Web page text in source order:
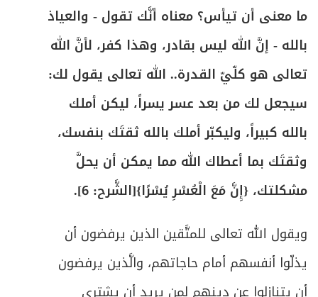
ما معنى أن تيأس؟ معناه أنَّك تقول - والعياذ
بالله - إنَّ الله ليس بقادر، وهذا كفر، لأنَّ الله
تعالى هو كلّيّ القدرة.. الله تعالى يقول لك:
سيجعل لك من بعد عسر يسراً، ليكن أملك
بالله كبيراً، وليكبّر أملك بالله ثقتَك بنفسك،
وثقتَك بما أعطاك الله مما يمكن أن يحلَّ
مشكلتك، {إِنَّ مَعَ الْعُسْرِ يُسْرًا}[الشَّرح: 6].
ويقول الله تعالى للمتَّقين الذين يرفضون أن
يذلّوا أنفسهم أمام حاجاتهم، والَّذين يرفضون
أن يتنازلوا عن دينهم لمن يريد أن يشتري